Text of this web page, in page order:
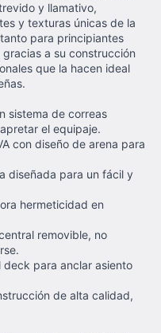
y llamativo,
y texturas únicas de la
para principiantes
a su construcción
que la hacen ideal
sistema de correas
el equipaje.
con diseño de arena para
diseñada para un fácil y
hermeticidad en
removible, no
deck para anclar asiento
de alta calidad,